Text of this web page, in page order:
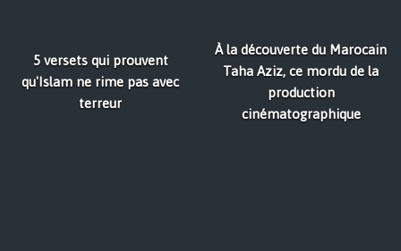
5 versets qui prouvent
qu'Islam ne rime pas avec
terreur
À la découverte du Marocain
Taha Aziz, ce mordu de la
production
cinématographique